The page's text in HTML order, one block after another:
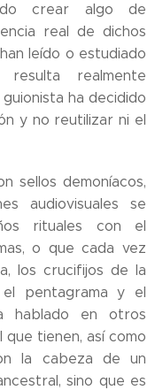
crear algo de
real de dichos
leído o estudiado
realmente
ha decidido
y no reutilizar ni el
sellos demoníacos,
audiovisuales se
rituales con el
o que cada vez
los crucifijos de la
pentagrama y el
hablado en otros
tienen, así como
la cabeza de un
sino que es